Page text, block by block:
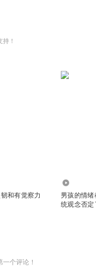
！
和有觉察力
男孩的情
统观念否
个评论！